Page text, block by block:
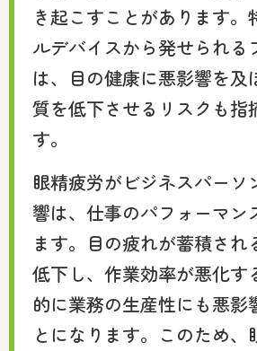
き起こすことがあります。
ルデバイスから発せられる
は、目の健康に悪影響を及
質を低下させるリスクも指
す。
眼精疲労がビジネスパーソ
響は、仕事のパフォーマン
ます。目の疲れが蓄積され
低下し、作業効率が悪化す
的に業務の生産性にも悪影
とになります。このため、